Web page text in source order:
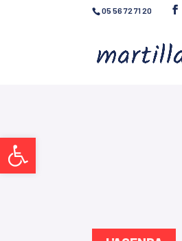
Ouvrir la barre d’outils
05 56 72 71 20